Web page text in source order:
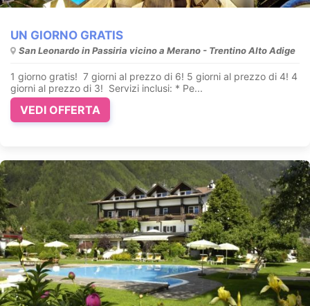
UN GIORNO GRATIS
San Leonardo in Passiria vicino a Merano - Trentino Alto Adige
1 giorno gratis! 7 giorni al prezzo di 6! 5 giorni al prezzo di 4! 4
giorni al prezzo di 3! Servizi inclusi: * Pe...
VEDI OFFERTA